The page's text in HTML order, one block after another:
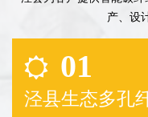
产、设
01
泾县生态多孔